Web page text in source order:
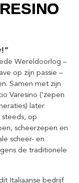
Wereldoorlog –
op zijn passie –
Samen met zijn
Varesino (‘zepen
later
op
scheerzepen en
scheer- en
de traditionele
Italiaanse bedrijf